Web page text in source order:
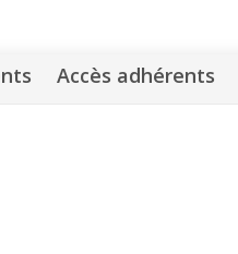
Accès adhérents